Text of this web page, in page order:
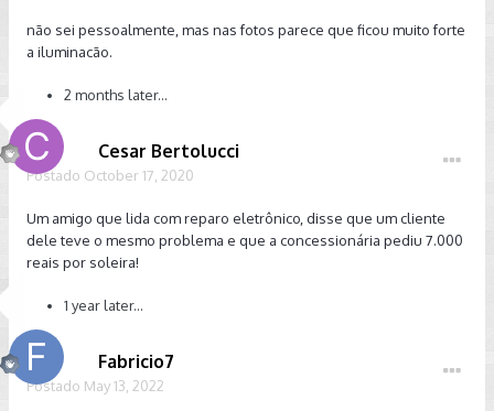
não sei pessoalmente, mas nas fotos parece que ficou muito forte
a iluminacão.
2 months later...
Cesar Bertolucci
Postado October 17, 2020
Um amigo que lida com reparo eletrônico, disse que um cliente
dele teve o mesmo problema e que a concessionária pediu 7.000
reais por soleira!
1 year later...
Fabricio7
Postado May 13, 2022